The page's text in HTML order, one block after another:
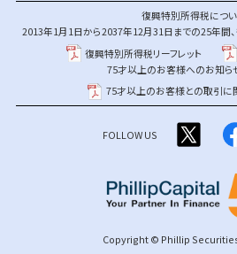
復興特別所得税につ
2013年1月1日から2037年12月31日までの25年間
復興特別所得税リーフレット
75才以上のお客様へのお知ら
75才以上のお客様との取引に
FOLLOW US
Copyright © Phillip